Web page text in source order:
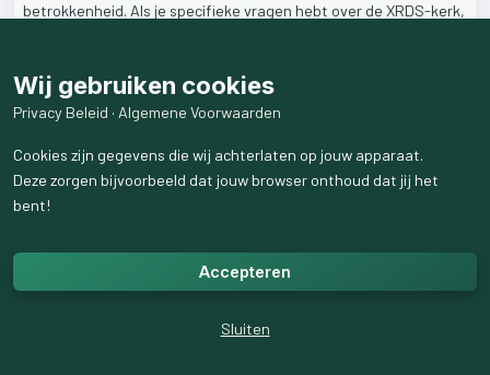
betrokkenheid. Als je specifieke vragen hebt over de XRDS-kerk,
1like 17weergaven
Wij gebruiken cookies
Privacy Beleid · Algemene Voorwaarden
Cookies zijn gegevens die wij achterlaten op jouw apparaat.
Deze zorgen bijvoorbeeld dat jouw browser onthoud dat jij het
bent!
Accepteren
Sluiten